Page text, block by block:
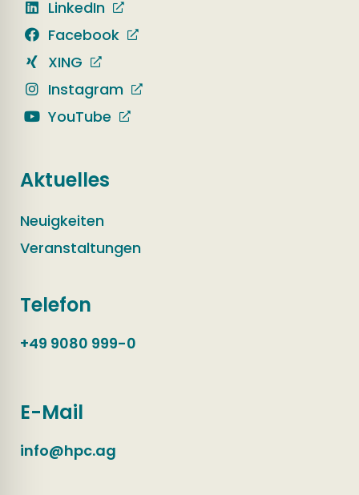
LinkedIn
Facebook
XING
Instagram
YouTube
Aktuelles
Neuigkeiten
Veranstaltungen
Telefon
+49 9080 999-0
E-Mail
info@hpc.ag